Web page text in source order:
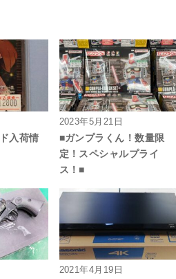
入荷情
2023年5月21日
■ガンプラくん！数量限
定！スペシャルプライ
ス！■
2021年4月19日